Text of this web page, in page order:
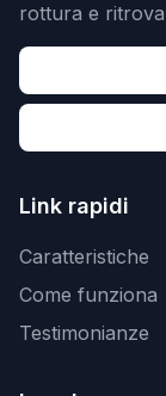
rottura e
Link rapidi
Caratteristiche
Come funziona
Testimonianze